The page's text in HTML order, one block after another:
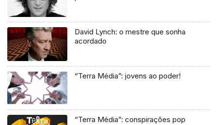
David Lynch: o mestre que sonha
acordado
“Terra Média”: jovens ao poder!
“Terra Média”: conspirações pop